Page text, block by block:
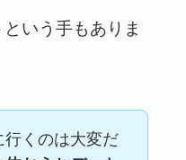
という手もありま
くのは大変だ